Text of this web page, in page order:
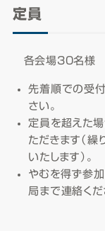
定員
各会場30名様
先着順での受
さい。
定員を超えた
ただきます（繰
いたします）。
やむを得ず参
局まで連絡くだ